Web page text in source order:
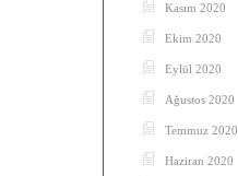
Kasım 2020
Ekim 2020
Eylül 2020
Ağustos 2020
Temmuz 2020
Haziran 2020